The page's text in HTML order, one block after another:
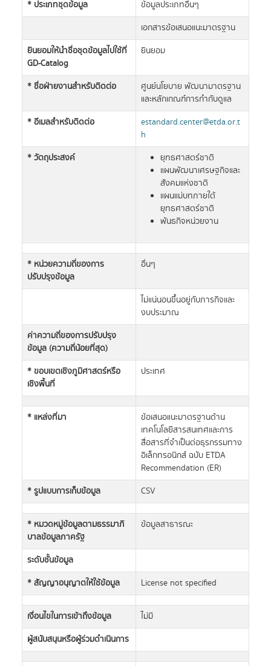
* ประเภทชุดข้อมูล
ข้อมูลประเภทอื่นๆ
เอกสารข้อเสนอแนะมาตรฐาน
ยินยอมให้นำชื่อชุดข้อมูลไปใช้ที่
GD-Catalog
ยินยอม
* ชื่อฝ่ายงานสำหรับติดต่อ
ศูนย์นโยบาย พัฒนามาตรฐาน
และหลักเกณฑ์การกำกับดูแล
* อีเมลสำหรับติดต่อ
estandard.center@etda.or.t
h
* วัตถุประสงค์
ยุทธศาสตร์ชาติ
แผนพัฒนาเศรษฐกิจและ
สังคมแห่งชาติ
แผนแม่บทภายใต้
ยุทธศาสตร์ชาติ
พันธกิจหน่วยงาน
* หน่วยความถี่ของการ
ปรับปรุงข้อมูล
อื่นๆ
ไม่แน่นอนขึ้นอยู่กับภารกิจและ
งบประมาณ
ค่าความถี่ของการปรับปรุง
ข้อมูล (ความถี่น้อยที่สุด)
* ขอบเขตเชิงภูมิศาสตร์หรือ
เชิงพื้นที่
ประเทศ
* แหล่งที่มา
ข้อเสนอแนะมาตรฐานด้าน
เทคโนโลยีสารสนเทศและการ
สื่อสารที่จำเป็นต่อธุรกรรมทาง
อิเล็กทรอนิกส์ ฉบับ ETDA
Recommendation (ER)
* รูปแบบการเก็บข้อมูล
CSV
* หมวดหมู่ข้อมูลตามธรรมาภิ
บาลข้อมูลภาครัฐ
ข้อมูลสาธารณะ
ระดับชั้นข้อมูล
* สัญญาอนุญาตให้ใช้ข้อมูล
License not specified
เงื่อนไขในการเข้าถึงข้อมูล
ไม่มี
ผู้สนับสนุนหรือผู้ร่วมดำเนินการ